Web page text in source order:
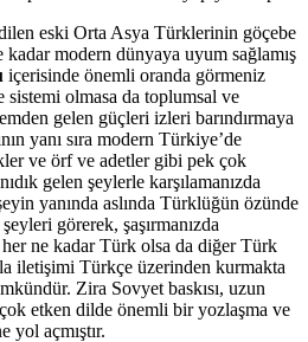
eski Orta Asya Türklerinin göçebe
modern dünyaya uyum sağlamış
içerisinde önemli oranda görmeniz
olmasa da toplumsal ve
gelen güçleri izleri barındırmaya
yanı sıra modern Türkiye’de
ve örf ve adetler gibi pek çok
gelen şeylerle karşılamanızda
yanında aslında Türklüğün özünde
görerek, şaşırmanızda
ne kadar Türk olsa da diğer Türk
iletişimi Türkçe üzerinden kurmakta
Zira Sovyet baskısı, uzun
etken dilde önemli bir yozlaşma ve
yol açmıştır.